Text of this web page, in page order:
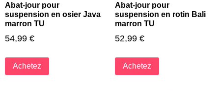
Abat-jour pour
suspension en osier Java
marron TU
54,99 €
Achetez
Abat-jour pour
suspension en rotin Bali
marron TU
52,99 €
Achetez